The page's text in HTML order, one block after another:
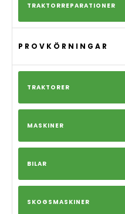
TRAKTORREPARATIONER
PROVKÖRNINGAR
TRAKTORER
MASKINER
BILAR
SKOGSMASKINER